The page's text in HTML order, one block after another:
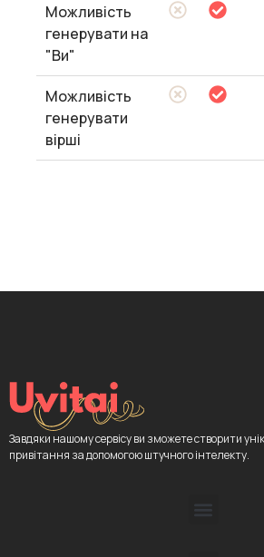
Можливість
генерувати на
"Ви"
Можливість
генерувати
вірші
Завдяки нашому сервісу ви зможете створити
привітання за допомогою штучного інтелекту.